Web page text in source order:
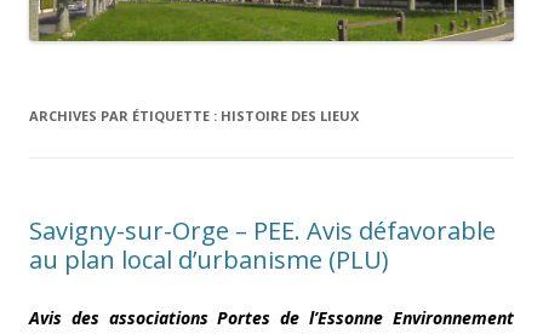
ARCHIVES PAR ÉTIQUETTE : HISTOIRE DES LIEUX
Savigny-sur-Orge – PEE. Avis défavorable
au plan local d’urbanisme (PLU)
Avis des associations Portes de l’Essonne Environnement